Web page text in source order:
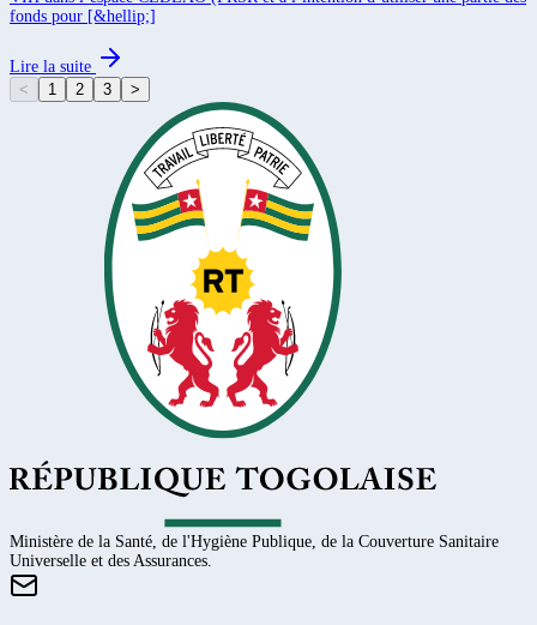
fonds pour [&hellip;]
Lire la suite
<
1 2 3 >
Ministère de la Santé, de l'Hygiène Publique, de la Couverture Sanitaire
Universelle et des Assurances.